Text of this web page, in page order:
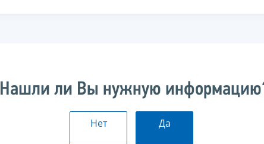
Нашли ли Вы нужную
Нет Да